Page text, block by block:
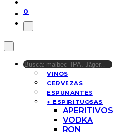
0
VINOS
CERVEZAS
ESPUMANTES
+ ESPIRITUOSAS
APERITIVOS
VODKA
RON